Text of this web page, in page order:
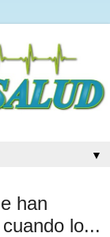
▼
han
lo...